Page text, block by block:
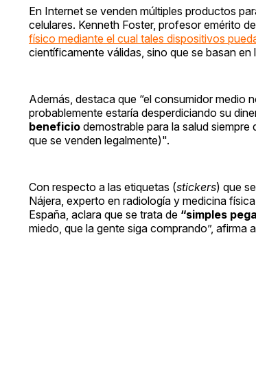
En Internet se venden múltiples productos
celulares. Kenneth Foster, profesor emérito
físico mediante el cual tales dispositivos
científicamente válidas, sino que se basan
Además, destaca que “el consumidor
probablemente estaría desperdiciando su
beneficio demostrable para la salud
que se venden legalmente)".
Con respecto a las etiquetas (stickers) que
Nájera, experto en radiología y medicina
España, aclara que se trata de “simples
miedo, que la gente siga comprando”, afirma